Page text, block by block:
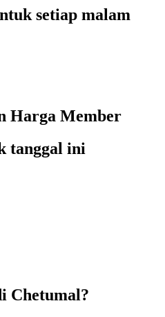
setiap malam
Harga Member
tanggal ini
Chetumal?